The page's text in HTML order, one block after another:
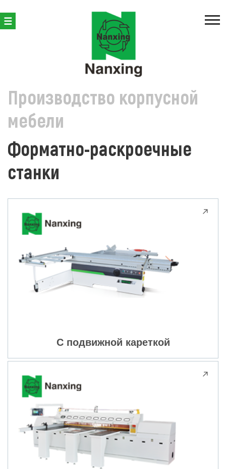
ПРОИЗВОДСТВО КОРПУСНОЙ МЕБЕЛИ
Производство корпусной
мебели
Форматно-раскроечные
станки
С подвижной кареткой